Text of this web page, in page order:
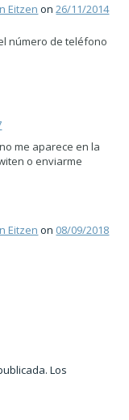
Eitzen on26/11/2014
número de teléfono
me aparece en la
o enviarme
Eitzen on 08/09/2018
Los